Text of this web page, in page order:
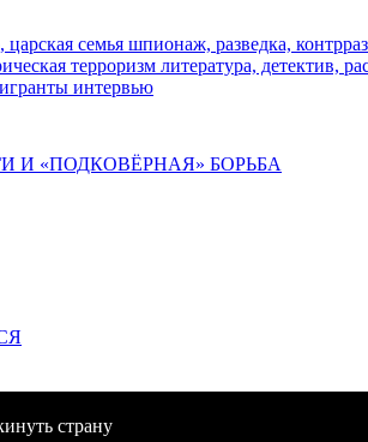
царская семья шпионаж, разведка,
терроризм литература, детектив,
интервью
И «ПОДКОВЁРНАЯ» БОРЬБА
страну